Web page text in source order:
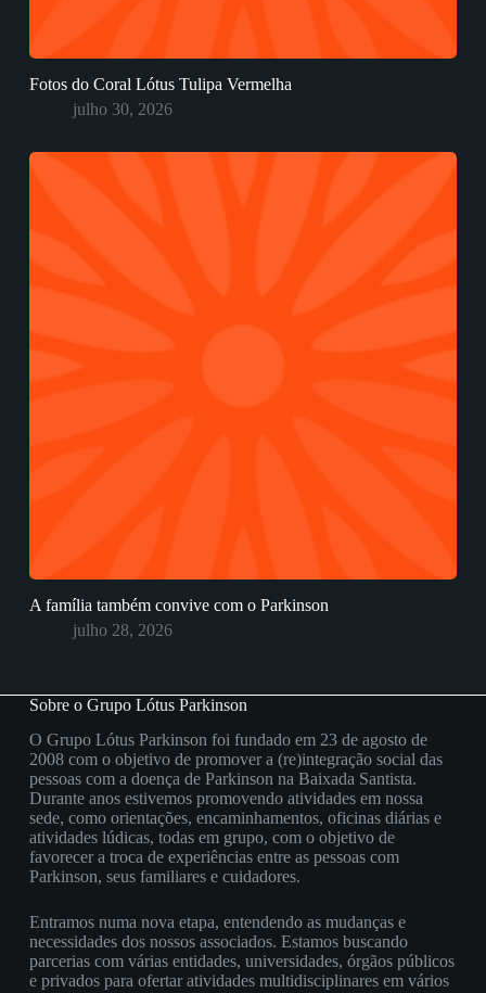
Fotos do Coral Lótus Tulipa Vermelha
julho 30, 2026
A família também convive com o Parkinson
julho 28, 2026
Sobre o Grupo Lótus Parkinson
O Grupo Lótus Parkinson foi fundado em 23 de agosto de
2008 com o objetivo de promover a (re)integração social das
pessoas com a doença de Parkinson na Baixada Santista.
Durante anos estivemos promovendo atividades em nossa
sede, como orientações, encaminhamentos, oficinas diárias e
atividades lúdicas, todas em grupo, com o objetivo de
favorecer a troca de experiências entre as pessoas com
Parkinson, seus familiares e cuidadores.
Entramos numa nova etapa, entendendo as mudanças e
necessidades dos nossos associados. Estamos buscando
parcerias com várias entidades, universidades, órgãos públicos
e privados para ofertar atividades multidisciplinares em vários